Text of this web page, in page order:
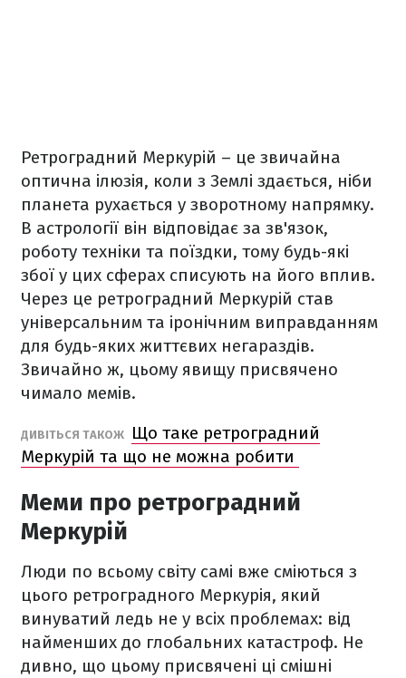
Ретроградний Меркурій – це звичайна
оптична ілюзія, коли з Землі здається, ніби
планета рухається у зворотному напрямку.
В астрології він відповідає за зв'язок,
роботу техніки та поїздки, тому будь-які
збої у цих сферах списують на його вплив.
Через це ретроградний Меркурій став
універсальним та іронічним виправданням
для будь-яких життєвих негараздів.
Звичайно ж, цьому явищу присвячено
чимало мемів.
ДИВІТЬСЯ ТАКОЖ
Що таке ретроградний
Меркурій та що не можна робити
Меми про ретроградний
Меркурій
Люди по всьому світу самі вже сміються з
цього ретроградного Меркурія, який
винуватий ледь не у всіх проблемах: від
найменших до глобальних катастроф. Не
дивно, що цьому присвячені ці смішні